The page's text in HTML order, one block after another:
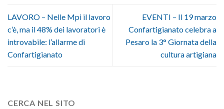
LAVORO – Nelle Mpi il lavoro
c’è, ma il 48% dei lavoratori è
introvabile: l’allarme di
Confartigianato
EVENTI – Il 19 marzo
Confartigianato celebra a
Pesaro la 3° Giornata della
cultura artigiana
CERCA NEL SITO